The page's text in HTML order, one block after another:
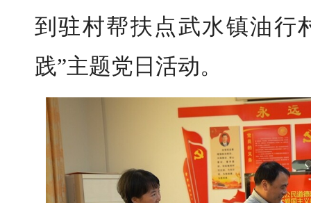
到驻村帮扶点武水镇油行
践”主题党日活动。